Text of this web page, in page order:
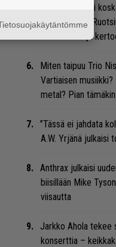
Se on nyt tai ei
Malmsteen –
uuden biisin ja
Miten taipuu Trio
Vartiaisen
metal? Pian
”Tässä ei jahdata
A.W. Yrjänä julkaisi
Anthrax julkaisi
biisillään Mike
viisautta
Jarkko Ahola tekee
konserttia –